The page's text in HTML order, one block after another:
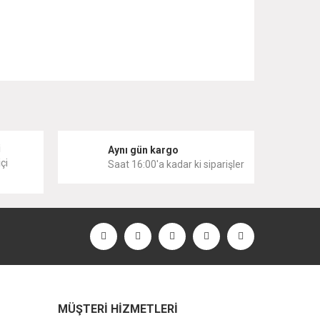
Aynı gün kargo
Saat 16:00'a kadar ki siparişler
MÜŞTERİ HİZMETLERİ